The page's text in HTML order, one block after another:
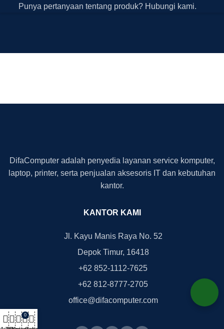
Punya pertanyaan tentang produk? Hubungi kami.
DifaComputer adalah penyedia layanan service komputer,
laptop, printer, serta penjualan aksesoris IT dan kebutuhan
kantor.
KANTOR KAMI
Jl. Kayu Manis Raya No. 52
Depok Timur, 16418
+62 852-1112-7625
+62 812-8777-2705
office@difacomputer.com
0